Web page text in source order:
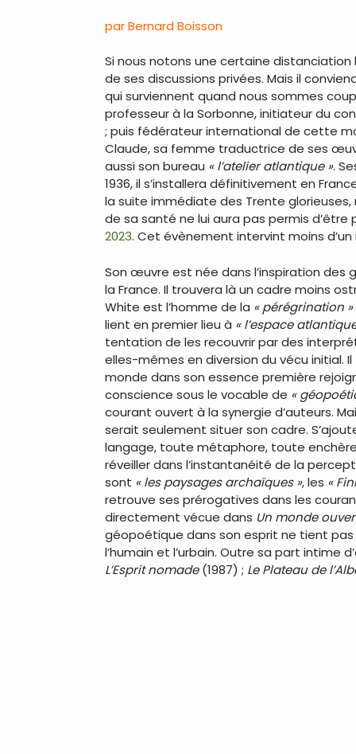
par Bernard Boisson
Si nous notons une certaine
de ses discussions privées. Mais il
qui surviennent quand nous sommes
professeur à la Sorbonne, initiateur du
; puis fédérateur international de cette
Claude, sa femme traductrice de ses
aussi son bureau « l’atelier atlantique ».
1936, il s’installera définitivement en
la suite immédiate des Trente
de sa santé ne lui aura pas permis
2023. Cet évènement intervint moins
Son œuvre est née dans l’inspiration des
la France. Il trouvera là un cadre moins
White est l’homme de la « pérégrination »
lient en premier lieu à « l’espace
tentation de les recouvrir par des
elles-mêmes en diversion du vécu initial.
monde dans son essence première
conscience sous le vocable de «
courant ouvert à la synergie d’auteurs.
serait seulement situer son cadre.
langage, toute métaphore, toute
réveiller dans l’instantanéité de la
sont « les paysages archaïques », les «
retrouve ses prérogatives dans les
directement vécue dans Un monde
géopoétique dans son esprit ne tient
l’humain et l’urbain. Outre sa part
L’Esprit nomade(1987) ; Le Plateau de